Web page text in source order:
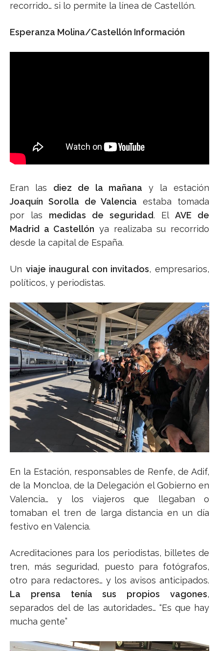
recorrido… si lo permite la línea de Castellón.
Esperanza Molina/Castellón Información
Eran las diez de la mañana y la estación
Joaquín Sorolla de Valencia estaba tomada
por las medidas de seguridad. El AVE de
Madrid a Castellón ya realizaba su recorrido
desde la capital de España.
Un viaje inaugural con invitados, empresarios,
políticos, y periodistas.
En la Estación, responsables de Renfe, de Adif,
de la Moncloa, de la Delegación el Gobierno en
Valencia… y los viajeros que llegaban o
tomaban el tren de larga distancia en un día
festivo en Valencia.
Acreditaciones para los periodistas, billetes de
tren, más seguridad, puesto para fotógrafos,
otro para redactores… y los avisos anticipados.
La prensa tenía sus propios vagones,
separados del de las autoridades… “Es que hay
mucha gente”